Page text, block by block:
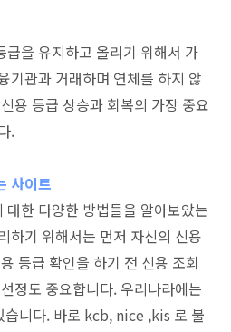
급을 유지하고 올리기 위해서 가
기관과 거래하며 연체를 하지 않
용 등급 상승과 회복의 가장 중요
.
사이트
한 다양한 방법들을 알아보았는
하기 위해서는 먼저 자신의 신용
등급 확인을 하기 전 신용 조회
정도 중요합니다. 우리나라에는
습니다. 바로 kcb, nice ,kis 로 불